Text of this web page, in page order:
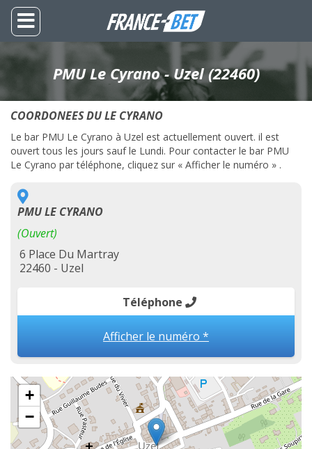
PMU Le Cyrano - Uzel (22460)
COORDONEES DU LE CYRANO
Le bar PMU Le Cyrano à Uzel est actuellement ouvert. il est
ouvert tous les jours sauf le Lundi. Pour contacter le bar PMU
Le Cyrano par téléphone, cliquez sur « Afficher le numéro » .
PMU LE CYRANO
(Ouvert)
6 Place Du Martray
22460 - Uzel
Téléphone
Afficher le numéro *
+
−